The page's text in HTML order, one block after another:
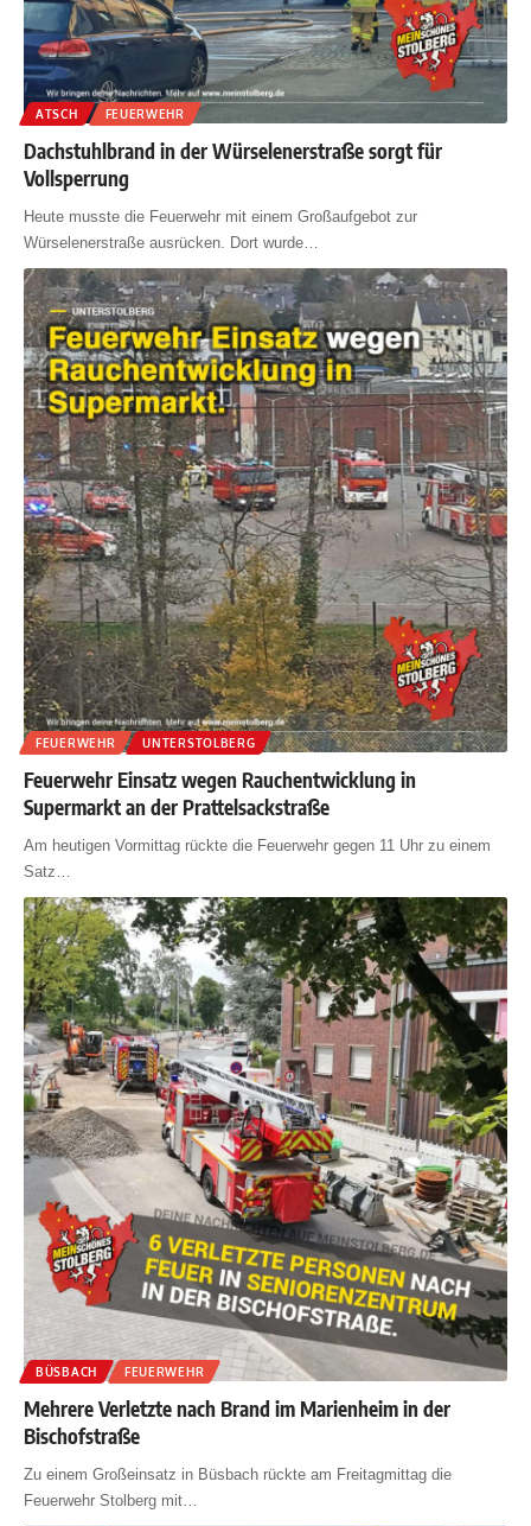
ATSCH FEUERWEHR
Dachstuhlbrand in der Würselenerstraße sorgt für
Vollsperrung
Heute musste die Feuerwehr mit einem Großaufgebot zur
Würselenerstraße ausrücken. Dort wurde
FEUERWEHR UNTERSTOLBERG
Feuerwehr Einsatz wegen Rauchentwicklung in
Supermarkt an der Prattelsackstraße
Am heutigen Vormittag rückte die Feuerwehr gegen 11 Uhr zu einem
Satz
BÜSBACH FEUERWEHR
Mehrere Verletzte nach Brand im Marienheim in der
Bischofstraße
Zu einem Großeinsatz in Büsbach rückte am Freitagmittag die
Feuerwehr Stolberg mit